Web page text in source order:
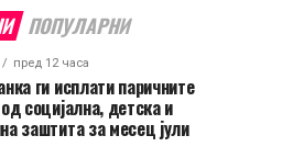
ПОПУЛАРНИ
пред 12 часа
ги исплати паричните
социјална, детска и
заштита за месец јули